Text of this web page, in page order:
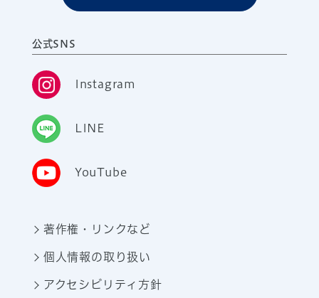
公式SNS
Instagram
LINE
YouTube
著作権・リンクなど
個人情報の取り扱い
アクセシビリティ方針